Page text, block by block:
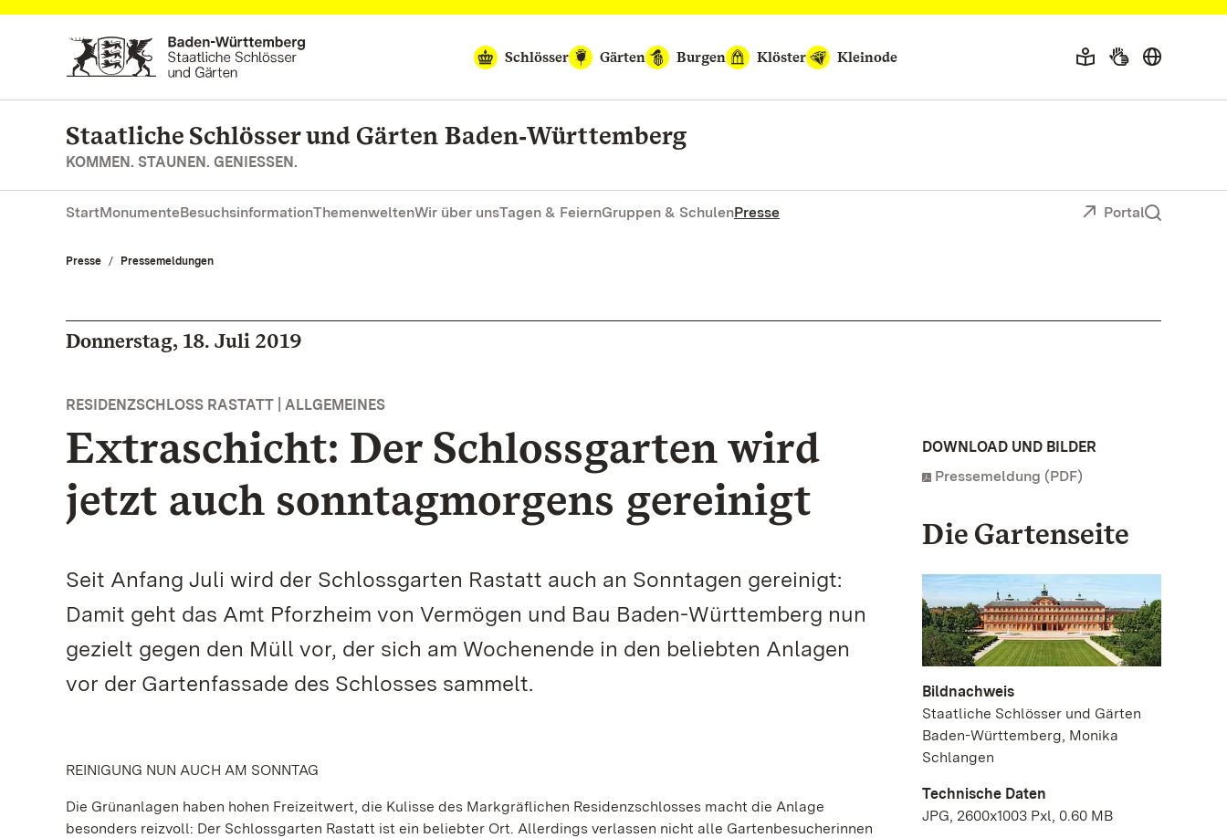
Zum Hauptinhalt springen
Schlösser
Gärten Burgen Klöster Kleinode
Staatliche Schlösser und Gärten Baden‑Württemberg
KOMMEN. STAUNEN. GENIESSEN.
StartMonumenteBesuchsinformationThemenweltenWir über unsTagen & FeiernGruppen & SchulenPresse Portal
Presse Pressemeldungen
Donnerstag, 18. Juli 2019
RESIDENZSCHLOSS RASTATT | ALLGEMEINES
Extraschicht: Der Schlossgarten wird
jetzt auch sonntagmorgens gereinigt
Seit Anfang Juli wird der Schlossgarten Rastatt auch an Sonntagen gereinigt:
Damit geht das Amt Pforzheim von Vermögen und Bau Baden-Württemberg nun
gezielt gegen den Müll vor, der sich am Wochenende in den beliebten Anlagen
vor der Gartenfassade des Schlosses sammelt.
REINIGUNG NUN AUCH AM SONNTAG
Die Grünanlagen haben hohen Freizeitwert, die Kulisse des Markgräflichen Residenzschlosses macht die Anlage
besonders reizvoll: Der Schlossgarten Rastatt ist ein beliebter Ort. Allerdings verlassen nicht alle Gartenbesucherinnen
DOWNLOAD UND BILDER
Pressemeldung (PDF)
Die Gartenseite
Bildnachweis
Staatliche Schlösser und Gärten
Baden-Württemberg, Monika
Schlangen
Technische Daten
JPG, 2600x1003 Pxl, 0.60 MB